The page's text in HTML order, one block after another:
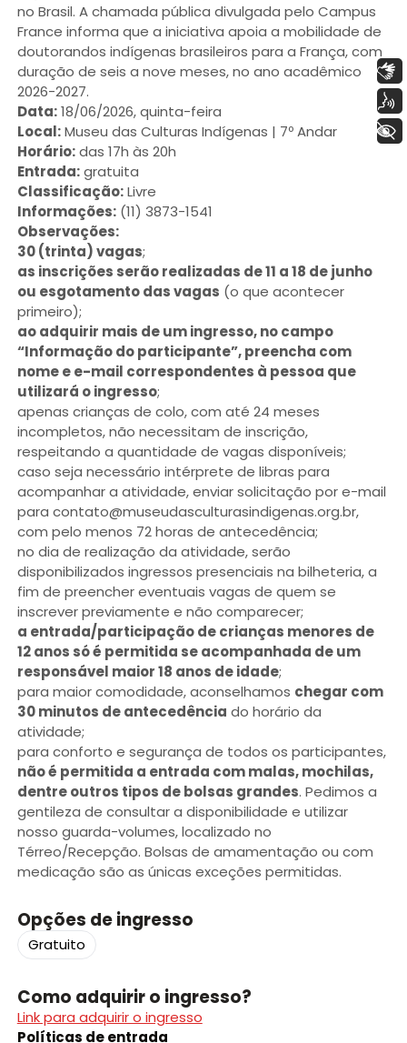
no Brasil. A chamada pública divulgada pelo Campus
France informa que a iniciativa apoia a mobilidade de
doutorandos indígenas brasileiros para a França, com
duração de seis a nove meses, no ano acadêmico
2026-2027.
Data:18/06/2026, quinta-feira
Local:Museu das Culturas Indígenas | 7º Andar
Horário:das 17h às 20h
Entrada:gratuita
Classificação:Livre
Informações:(11) 3873-1541
Observações:
30 (trinta) vagas;
as inscrições serão realizadas de 11 a 18 de junho
ou esgotamento das vagas (o que acontecer
primeiro);
ao adquirir mais de um ingresso, no campo
“Informação do participante”, preencha com
nome e e-mail correspondentes à pessoa que
utilizará o ingresso;
apenas crianças de colo, com até 24 meses
incompletos, não necessitam de inscrição,
respeitando a quantidade de vagas disponíveis;
caso seja necessário intérprete de libras para
acompanhar a atividade, enviar solicitação por e-mail
para contato@museudasculturasindigenas.org.br,
com pelo menos 72 horas de antecedência;
no dia de realização da atividade, serão
disponibilizados ingressos presenciais na bilheteria, a
fim de preencher eventuais vagas de quem se
inscrever previamente e não comparecer;
a entrada/participação de crianças menores de
12 anos só é permitida se acompanhada de um
responsável maior 18 anos de idade;
para maior comodidade, aconselhamos chegar com
30 minutos de antecedência do horário da
atividade;
para conforto e segurança de todos os participantes,
não é permitida a entrada com malas, mochilas,
dentre outros tipos de bolsas grandes. Pedimos a
gentileza de consultar a disponibilidade e utilizar
nosso guarda-volumes, localizado no
Térreo/Recepção. Bolsas de amamentação ou com
medicação são as únicas exceções permitidas.
Opções de ingresso
Gratuito
Como adquirir o ingresso?
Link para adquirir o ingresso
Políticas de entrada
Libras
+ Acessibilidade